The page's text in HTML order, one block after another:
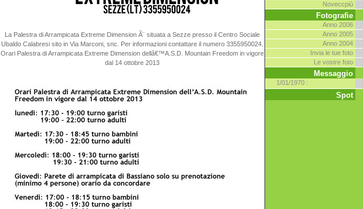
Noveccpiù
Fotografie
Anno 2006
Anno 2005
Anno 2004
Invia le tue foto
Le vostre foto
Messaggio
01/01/1970:
Spot
La Palestra di Arrampicata Extreme Dimension Ã¨ situata a Sezze presso il Centro Sociale
Ubaldo Calabresi sito in Via Marconi, snc. Per informazioni contattare il numero 3355950024.
Orari Palestra di Arrampicata Extreme Dimension dellâ€™A.S.D. Mountain Freedom in vigore
dal 14 ottobre 2013